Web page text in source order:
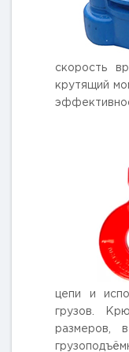
скорость
крутящий
цепи и
грузов.
размеров,